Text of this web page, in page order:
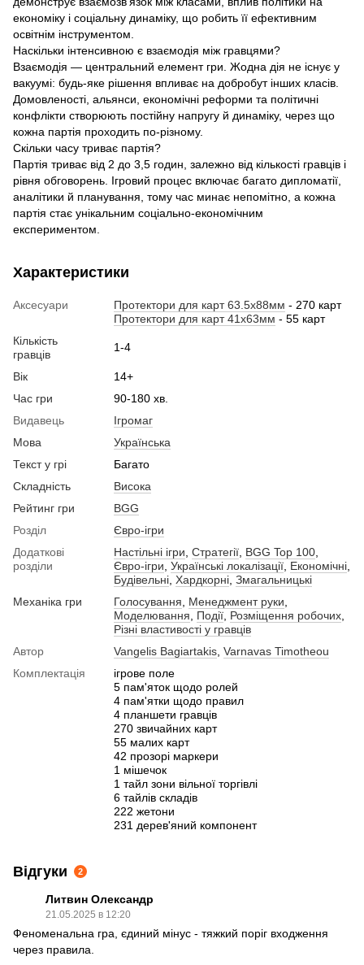
економіку і соціальну динаміку, що робить її ефективним
освітнім інструментом.
Наскільки інтенсивною є взаємодія між гравцями?
Взаємодія — центральний елемент гри. Жодна дія не існує у
вакуумі: будь-яке рішення впливає на добробут інших класів.
Домовленості, альянси, економічні реформи та політичні
конфлікти створюють постійну напругу й динаміку, через що
кожна партія проходить по-різному.
Скільки часу триває партія?
Партія триває від 2 до 3,5 годин, залежно від кількості гравців і
рівня обговорень. Ігровий процес включає багато дипломатії,
аналітики й планування, тому час минає непомітно, а кожна
партія стає унікальним соціально-економічним
експериментом.
Характеристики
Аксесуари Протектори для карт 63.5x88мм - 270 карт
Протектори для карт 41x63мм - 55 карт
Кількість
гравців
1-4
Вік
14+
Час гри
90-180 хв.
Видавець
Ігромаг
Мова
Українська
Текст у грі
Багато
Складність
Висока
Рейтинг гри
BGG
Розділ
Євро-ігри
Додаткові
розділи
Настільні ігри Стратегії BGG Top 100
Євро-ігри Українські локалізації Економічні
Будівельні Хардкорні Змагальницькі
Механіка гри
Голосування Менеджмент руки
Моделювання
Події Розміщення робочих
Різні властивості у гравців
Автор
Vangelis Bagiartakis Varnavas Timotheou
Комплектація
ігрове поле
5 пам'яток щодо ролей
4 пам'ятки щодо правил
4 планшети гравців
270 звичайних карт
55 малих карт
42 прозорі маркери
1 мішечок
1 тайл зони вільної торгівлі
6 тайлів складів
222 жетони
231 дерев'яний компонент
Відгуки 2
Литвин Олександр
21.05.2025 в 12:20
Феноменальна гра, єдиний мінус - тяжкий поріг входження
через правила.